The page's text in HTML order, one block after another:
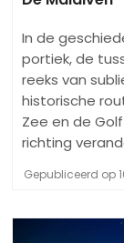
In de
portiek, de
reeks van
historische
Zee en de
richting
Gepubliceerd op